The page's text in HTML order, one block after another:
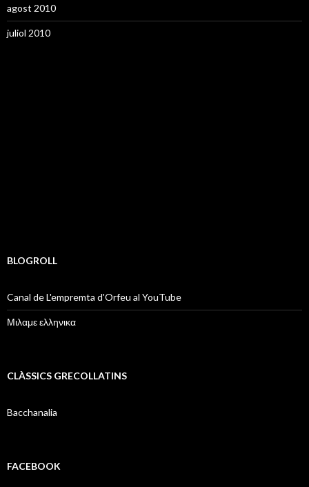
agost 2010
juliol 2010
BLOGROLL
Canal de L'empremta d'Orfeu al YouTube
Μιλαμε ελληνικα
CLÀSSICS GRECOLLATINS
Bacchanalia
FACEBOOK